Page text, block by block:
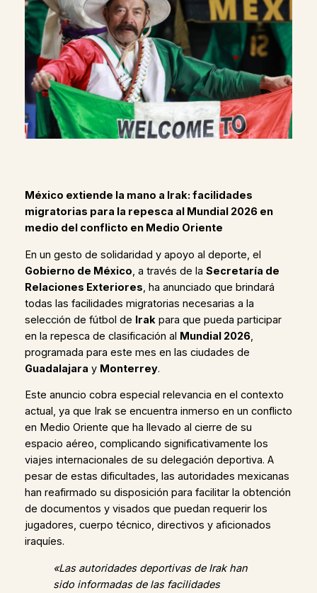
México extiende la mano a Irak: facilidades
migratorias para la repesca al Mundial 2026 en
medio del conflicto en Medio Oriente
En un gesto de solidaridad y apoyo al deporte, el
Gobierno de México, a través de la Secretaría de
Relaciones Exteriores, ha anunciado que brindará
todas las facilidades migratorias necesarias a la
selección de fútbol de Irakpara que pueda participar
en la repesca de clasificación al Mundial 2026,
programada para este mes en las ciudades de
Guadalajara y Monterrey.
Este anuncio cobra especial relevancia en el contexto
actual, ya que Irak se encuentra inmerso en un conflicto
en Medio Oriente que ha llevado al cierre de su
espacio aéreo, complicando significativamente los
viajes internacionales de su delegación deportiva. A
pesar de estas dificultades, las autoridades mexicanas
han reafirmado su disposición para facilitar la obtención
de documentos y visados que puedan requerir los
jugadores, cuerpo técnico, directivos y aficionados
iraquíes.
«Las autoridades deportivas de Irak han
sido informadas de las facilidades